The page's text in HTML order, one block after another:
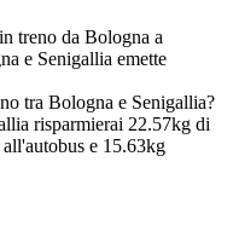
treno da Bologna a
e Senigallia emette
tra Bologna e Senigallia?
risparmierai 22.57kg di
e 15.63kg